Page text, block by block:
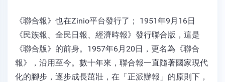
《聯合報》也在Zinio平台發行了； 1951年9月16日
《民族報、全民日報、經濟時報》發行聯合版，這是
《聯合版》的前身。1957年6月20日，更名為《聯合
報》，沿用至今。數十年來，聯合報一直隨著國家現代
化的腳步，逐步成長茁壯，在「正派辦報」的原則下，